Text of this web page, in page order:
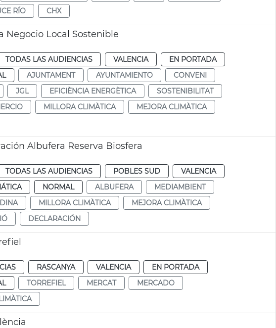
RÍO CHX
Negocio Local Sostenible
TODAS LAS AUDIENCIAS VALENCIA
EN PORTADA
AJUNTAMENT AYUNTAMIENTO
CONVENI
JGL EFICIÈNCIA ENERGÈTICA
SOSTENIBILITAT
MILLORA CLIMÀTICA
MEJORA CLIMÀTICA
Albufera Reserva Biosfera
TODAS LAS AUDIENCIAS POBLES SUD
VALENCIA
NORMAL ALBUFERA
MEDIAMBIENT
MILLORA CLIMÀTICA
MEJORA CLIMÀTICA
DECLARACIÓN
RASCANYA VALENCIA
EN PORTADA
TORREFIEL MERCAT
MERCADO